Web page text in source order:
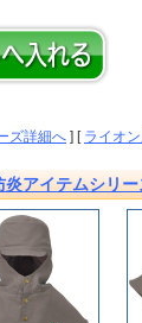
ズ詳細へ ] [ ライオ
アイテムシリー